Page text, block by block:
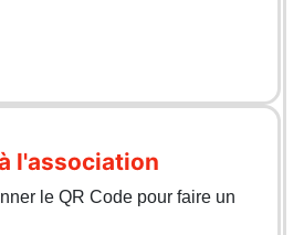
l'association
le QR Code pour faire un